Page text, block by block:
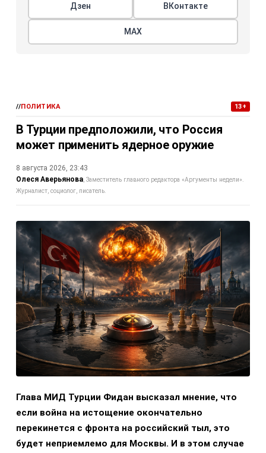
Дзен ВКонтакте
МАХ
//ПОЛИТИКА 13+
В Турции предположили, что Россия
может применить ядерное оружие
8 августа 2026, 23:43
Олеся Аверьянова Заместитель главного редактора «Аргументы недели».
Журналист, социолог, писатель.
Глава МИД Турции Фидан высказал мнение, что
если война на истощение окончательно
перекинется с фронта на российский тыл, это
будет неприемлемо для Москвы. И в этом случае